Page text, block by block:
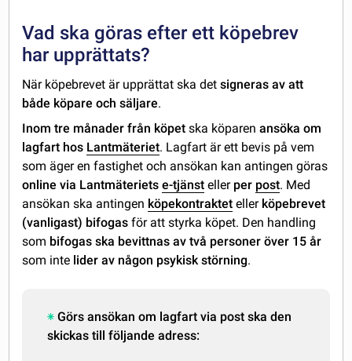
Vad ska göras efter ett köpebrev
har upprättats?
När köpebrevet är upprättat ska detsigneras av att
både köpare och säljare.
Inom tre månader från köpetska köparenansöka om
lagfart hos Lantmäteriet. Lagfart är ett bevis på vem
som äger en fastighet och ansökan kan antingen göras
online via Lantmäterietse-tjänst eller per post. Med
ansökan ska antingen köpekontraktet eller köpebrevet
(vanligast) bifogas för att styrka köpet. Den handling
som bifogas ska bevittnas av två personer över 15 år
som inte lider av någon psykisk störning.
Görs ansökan om lagfart via post ska den
skickas till följande adress: